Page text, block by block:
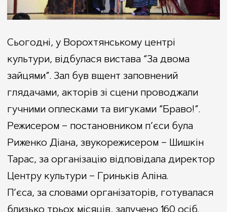
Виконавчий комітет
Рішення
Селищний голова
Відеозаписи засідань
Бюджет
Закупівлі
Регуляторна політика
Регуляторні акти
Проєкти регуляторних актів
Відділ туризму, зовнішніх зв’язків та інвестицій
Служба у справах дітей
Віртуальний тур
Галерея
Для туриста
Брендбуки громади
Сьогодні, у Ворохтянському центрі
культури, відбулася вистава “За двома
зайцями”. Зал був вщент заповнений
глядачами, акторів зі сцени проводжали
гучними оплесками та вигуками “Браво!”.
Режисером – постановником п’єси була
Риженко Діана, звукорежисером – Шишкін
Тарас, за організацію відповідала директор
Центру культури – Гриньків Аліна.
П’єса, за словами організаторів, готувалася
близько трьох місяців, залучено 160 осіб.